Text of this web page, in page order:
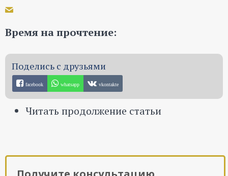
Время на прочтение:
facebook whatsapp vkontakte
Читать продолжение статьи